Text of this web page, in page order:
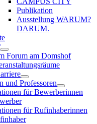
Publikation
Ausstellung WARUM?
DARUM.
Forum am Domshof
und Professoren
für Bewerberinnen
für Rufinhaberinnen